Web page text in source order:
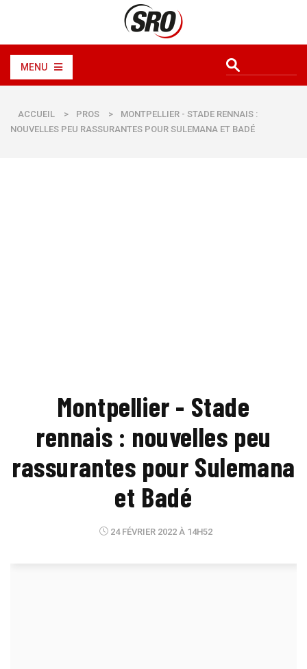
MENU
ACCUEIL > PROS >
MONTPELLIER - STADE RENNAIS :
NOUVELLES PEU RASSURANTES POUR SULEMANA ET BADÉ
Montpellier - Stade
rennais : nouvelles peu
rassurantes pour Sulemana
et Badé
24 FÉVRIER 2022 À 14H52